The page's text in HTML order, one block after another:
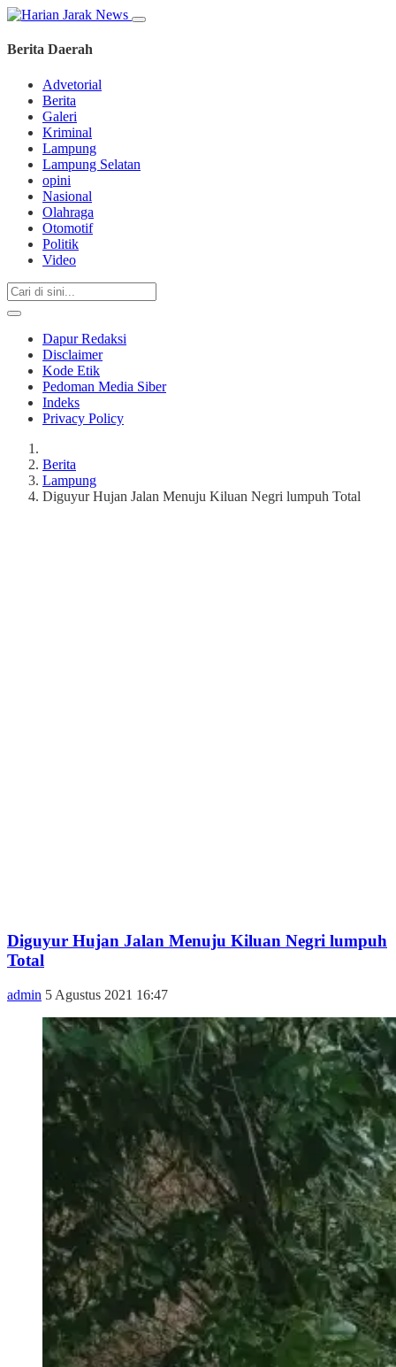
Berita Daerah
Advetorial
Berita
Galeri
Kriminal
Lampung
Lampung Selatan
opini
Nasional
Olahraga
Otomotif
Politik
Video
Dapur Redaksi
Disclaimer
Kode Etik
Pedoman Media Siber
Indeks
Privacy Policy
Berita
Lampung
Diguyur Hujan Jalan Menuju Kiluan Negri lumpuh Total
Diguyur Hujan Jalan Menuju Kiluan Negri lumpuh
Total
admin 5 Agustus 2021 16:47